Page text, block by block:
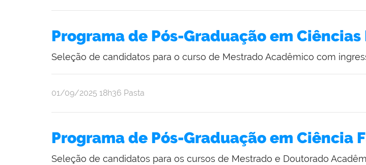
Programa de Pós-Graduação em
Seleção de candidatos para o curso de Mestrado Acadêmico com
publicado
01/09/2025 18h36 Pasta
Programa de Pós-Graduação em Ciência
Seleção de candidatos para os cursos de Mestrado e Doutorado